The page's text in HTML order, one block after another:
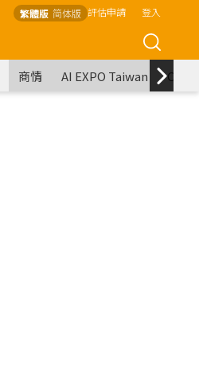
繁體版 简体版 評估申請 登入
商情 AI EXPO Taiwan